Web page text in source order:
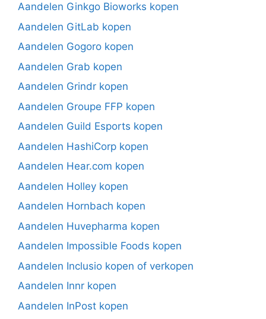
Aandelen Ginkgo Bioworks kopen
Aandelen GitLab kopen
Aandelen Gogoro kopen
Aandelen Grab kopen
Aandelen Grindr kopen
Aandelen Groupe FFP kopen
Aandelen Guild Esports kopen
Aandelen HashiCorp kopen
Aandelen Hear.com kopen
Aandelen Holley kopen
Aandelen Hornbach kopen
Aandelen Huvepharma kopen
Aandelen Impossible Foods kopen
Aandelen Inclusio kopen of verkopen
Aandelen Innr kopen
Aandelen InPost kopen